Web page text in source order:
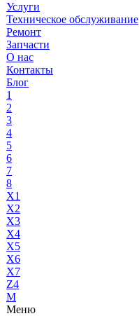
Услуги
Техническое обслуживание
Ремонт
Запчасти
О нас
Контакты
Блог
1
2
3
4
5
6
7
8
X1
X2
X3
X4
X5
X6
X7
Z4
М
Меню